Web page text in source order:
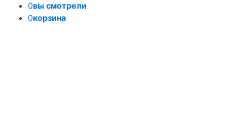
0вы смотрели
0корзина